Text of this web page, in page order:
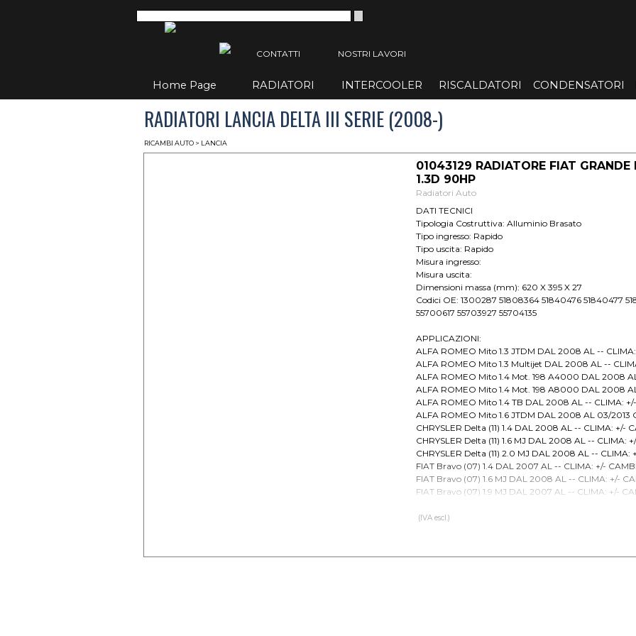
Salta menù
CONTATTI NOSTRI LAVORI
Home Page RADIATORI ▼
INTERCOOLER ▼
RISCALDATORI ▼
CONDENSATORI
RADIATORI LANCIA DELTA III SERIE (2008-)
RICAMBI AUTO > LANCIA
01043129 RADIATORE FIAT
1.3D 90HP
Radiatori Auto
DATI TECNICI
Tipologia Costruttiva: Alluminio Brasato
Tipo ingresso: Rapido
Tipo uscita: Rapido
Misura ingresso:
Misura uscita:
Dimensioni massa (mm): 620 X 395 X 27
Codici OE: 1300287 51808364 51840476 51840477
55700617 55703927 55704135
APPLICAZIONI:
ALFA ROMEO Mito 1.3 JTDM DAL 2008 AL --
ALFA ROMEO Mito 1.3 Multijet DAL 2008 AL --
ALFA ROMEO Mito 1.4 Mot. 198 A4000 DAL 2008
ALFA ROMEO Mito 1.4 Mot. 198 A8000 DAL 2008
ALFA ROMEO Mito 1.4 TB DAL 2008 AL -- CLIMA:
ALFA ROMEO Mito 1.6 JTDM DAL 2008 AL 03/2013
CHRYSLER Delta (11) 1.4 DAL 2008 AL -- CLIMA: +/-
CHRYSLER Delta (11) 1.6 MJ DAL 2008 AL -- CLIMA:
CHRYSLER Delta (11) 2.0 MJ DAL 2008 AL -- CLIMA:
FIAT Bravo (07) 1.4 DAL 2007 AL -- CLIMA: +/-
FIAT Bravo (07) 1.6 MJ DAL 2008 AL -- CLIMA: +/-
FIAT Bravo (07) 1.9 MJ DAL 2007 AL -- CLIMA: +/-
FIAT Dobl? II (09) 1.3 D Mj DAL 2009 AL -- CLIMA: +/-
FIAT Grande Punto 199 1.3 MJ 84Hp DAL 2005 AL
(IVA escl.)